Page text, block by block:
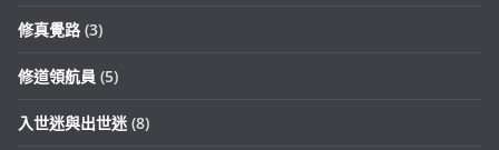
修真覺路 (3)
修道領航員 (5)
入世迷與出世迷 (8)